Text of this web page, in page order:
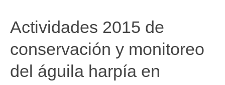
Actividades 2015 de
conservación y monitoreo
del águila harpía en